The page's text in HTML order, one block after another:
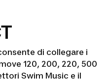
di collegare i
120, 200, 220, 500
Swim Music e il